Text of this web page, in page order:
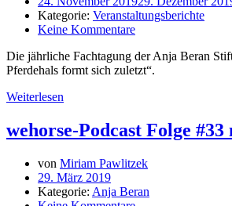
Kategorie: Veranstaltungsberichte
Keine Kommentare
Die jährliche Fachtagung der Anja Beran
Pferdehals formt sich zuletzt“.
Weiterlesen
wehorse-Podcast Folge
von Miriam Pawlitzek
29. März 2019
Kategorie: Anja Beran